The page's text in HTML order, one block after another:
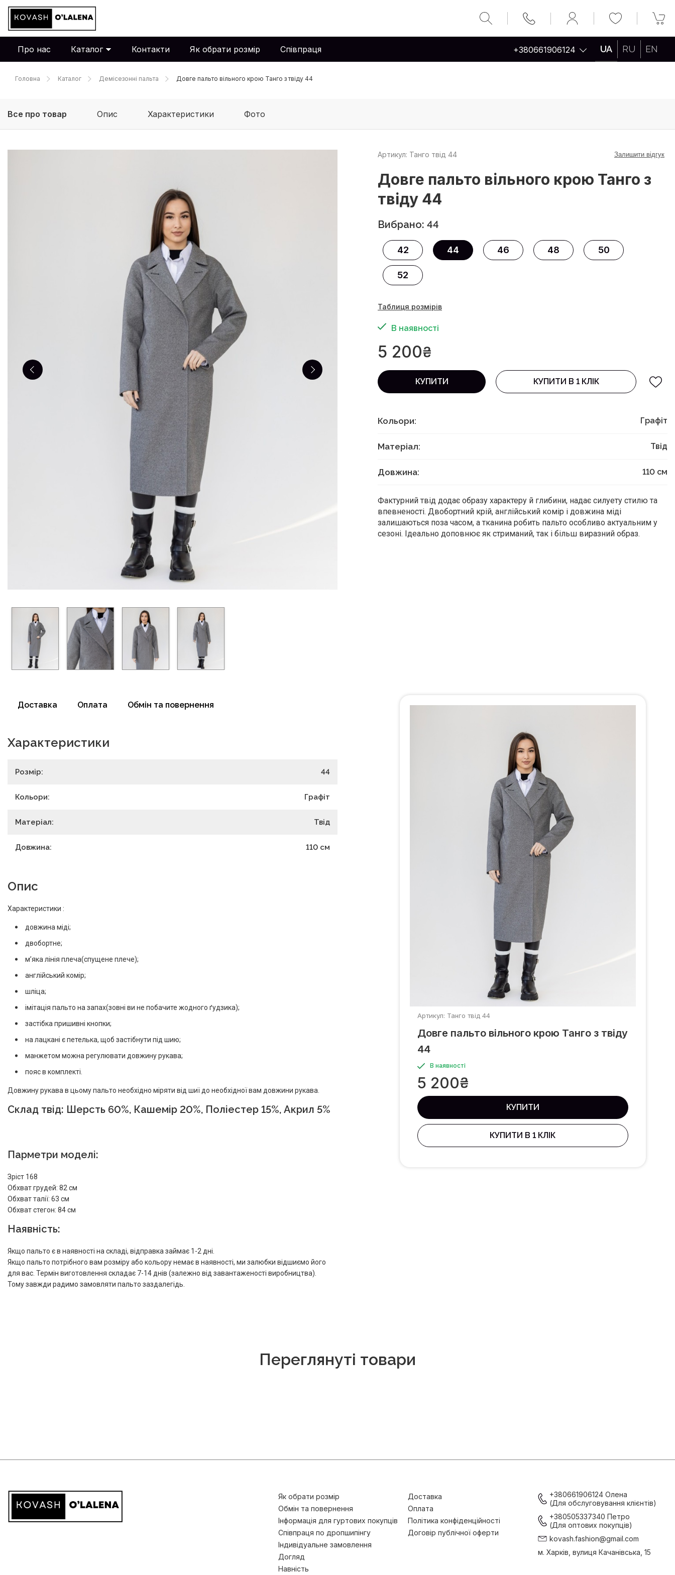
Про нас Каталог Контакти Як обрати розмір Співпраця +380661906124 UA RU EN
Головна Каталог Демісезонні пальта Довге пальто вільного крою Танго з твіду 44
Все про товар Опис Характеристики Фото
Артикул: Танго твід 44 Залишити відгук
Довге пальто вільного крою Танго з
твіду 44
Вибрано: 44
42 44 46 48 50
52
Таблиця розмірів
В наявності
5 200₴
КУПИТИ КУПИТИ В 1 КЛІК
Кольори: Графіт
Матеріал: Твід
Довжина: 110 см
Фактурний твід додає образу характеру й глибини, надає силуету стилю та
впевненості. Двобортний крій, англійський комір і довжина міді
залишаються поза часом, а тканина робить пальто особливо актуальним у
сезоні. Ідеально доповнює як стриманий, так і більш виразний образ.
Доставка Оплата Обмін та повернення
Характеристики
Розмір: 44
Кольори: Графіт
Матеріал: Твід
Довжина: 110 см
Опис
Характеристики :
довжина міді;
двобортне;
мʼяка лінія плеча(спущене плече);
англійський комір;
шліца;
імітація пальто на запах(зовні ви не побачите жодного ґудзика);
застібка пришивні кнопки;
на лацкані є петелька, щоб застібнути під шию;
манжетом можна регулювати довжину рукава;
пояс в комплекті.
Довжину рукава в цьому пальто необхідно міряти від шиї до необхідної вам довжини рукава.
Склад твід: Шерсть 60%, Кашемір 20%, Поліестер 15%, Акрил 5%
Парметри моделі:
Зріст 168
Обхват грудей: 82 см
Обхват талії: 63 см
Обхват стегон: 84 см
Наявність:
Якщо пальто є в наявності на складі, відправка займає 1-2 дні.
Якщо пальто потрібного вам розміру або кольору немає в наявності, ми залюбки відшиємо його
для вас. Термін виготовлення складає 7-14 днів (залежно від завантаженості виробництва).
Тому завжди радимо замовляти пальто заздалегідь.
Артикул: Танго твід 44
Довге пальто вільного крою Танго з твіду
44
В наявності
5 200₴
КУПИТИ
КУПИТИ В 1 КЛІК
Переглянуті товари
Як обрати розмір
Обмін та повернення
Інформація для гуртових покупців
Співпраця по дропшипінгу
Індивідуальне замовлення
Догляд
Навність
Доставка
Оплата
Політика конфіденційності
Договір публічної оферти
+380661906124 Олена
(Для обслуговування клієнтів)
+380505337340 Петро
(Для оптових покупців)
kovash.fashion@gmail.com
м. Харків, вулиця Качанівська, 15